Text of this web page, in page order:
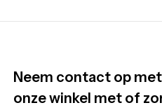
Neem contact op
onze winkel met of